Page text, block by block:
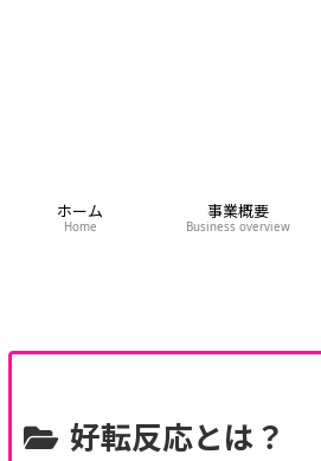
ホーム
Home
事業概要
Business overview
好転反応とは？